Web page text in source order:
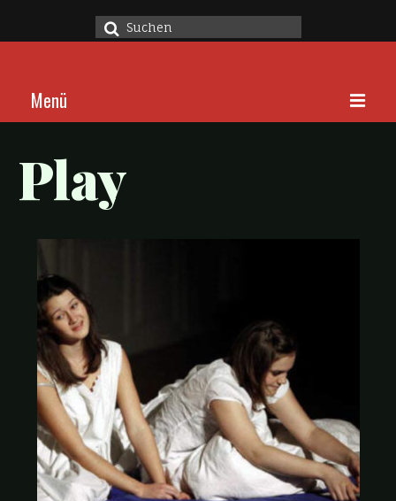
Suche
Menü
Stücke
Kontakt
Play